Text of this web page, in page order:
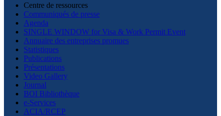
Centre de ressources
Communiqués de presse
Agenda
SINGLE WINDOW for Visa & Work Permit Event
Annuaire des entreprises promues
Statistiques
Publications
Présentations
Video Gallery
Journal
BOI Bibliothèque
e-Services
ACIA/RCEP